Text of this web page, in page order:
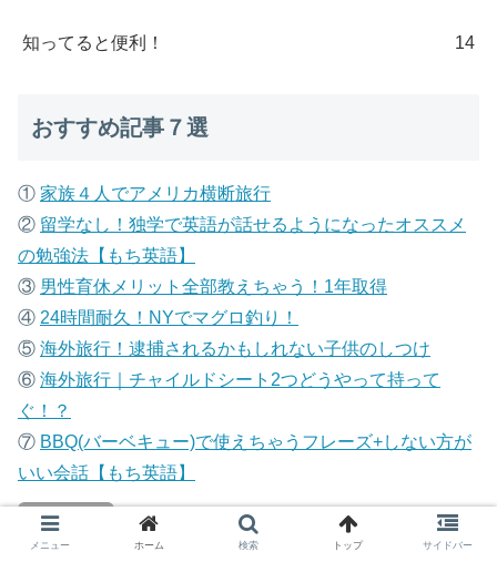
知ってると便利！ 14
おすすめ記事７選
① 家族４人でアメリカ横断旅行
② 留学なし！独学で英語が話せるようになったオススメ
の勉強法【もち英語】
③ 男性育休メリット全部教えちゃう！1年取得
④ 24時間耐久！NYでマグロ釣り！
⑤ 海外旅行！逮捕されるかもしれない子供のしつけ
⑥ 海外旅行｜チャイルドシート2つどうやって持って
ぐ！？
⑦ BBQ(バーベキュー)で使えちゃうフレーズ+しない方が
いい会話【もち英語】
メニュー ホーム 検索 トップ サイドバー